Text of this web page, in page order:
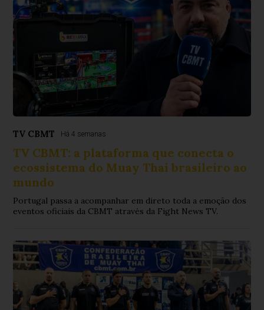
TV CBMT Há 4 semanas
TV CBMT: a plataforma que conecta o
ecossistema do Muay Thai brasileiro ao
mundo
Portugal passa a acompanhar em direto toda a emoção dos
eventos oficiais da CBMT através da Fight News TV.